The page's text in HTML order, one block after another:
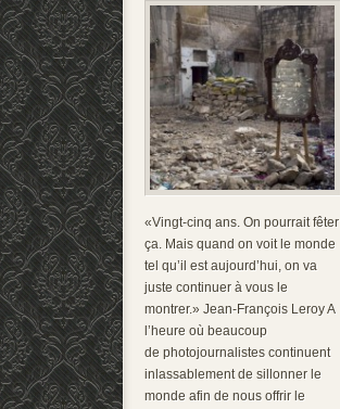
«Vingt-cinq ans. On pourrait fêter
ça. Mais quand on voit le monde
tel qu’il est aujourd’hui, on va
juste continuer à vous le
montrer.» Jean-François Leroy A
l’heure où beaucoup
de photojournalistes continuent
inlassablement de sillonner le
monde afin de nous offrir le